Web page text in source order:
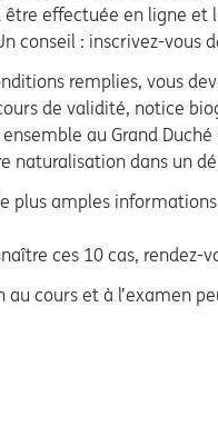
être effectuée en ligne et
conseil : inscrivez-vous
remplies, vous
de validité, notice
au Grand
naturalisation dans un
plus amples
ces 10 cas, rendez-
au cours et à l’examen